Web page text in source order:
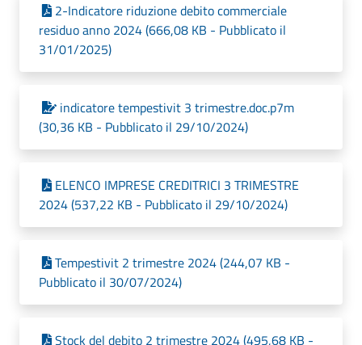
2-Indicatore riduzione debito commerciale
residuo anno 2024 (666,08 KB - Pubblicato il
31/01/2025)
indicatore tempestivit 3 trimestre.doc.p7m
(30,36 KB - Pubblicato il 29/10/2024)
ELENCO IMPRESE CREDITRICI 3 TRIMESTRE
2024 (537,22 KB - Pubblicato il 29/10/2024)
Tempestivit 2 trimestre 2024 (244,07 KB -
Pubblicato il 30/07/2024)
Stock del debito 2 trimestre 2024 (495,68 KB -